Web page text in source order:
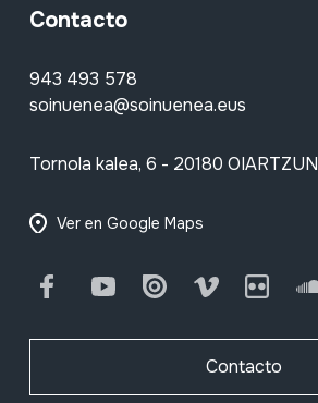
Contacto
943 493 578
soinuenea@soinuenea.eus
Tornola kalea, 6 - 20180 OIARTZUN
Ver en Google Maps
FacebookYoutube Issuu Vimeo Flickr
Contacto